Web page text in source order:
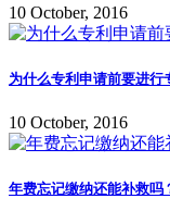
10 October, 2016
为什么专利申请前要进行
10 October, 2016
年费忘记缴纳还能补救吗